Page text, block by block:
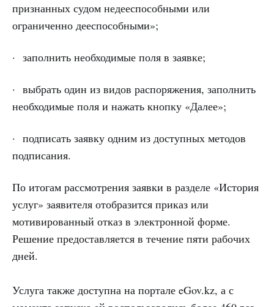
признанных судом недееспособными или
ограниченно дееспособными»;
· заполнить необходимые поля в заявке;
· выбрать один из видов распоряжения, заполнить
необходимые поля и нажать кнопку «Далее»;
· подписать заявку одним из доступных методов
подписания.
По итогам рассмотрения заявки в разделе «История
услуг» заявителя отобразится приказ или
мотивированный отказ в электронной форме.
Решение предоставляется в течение пяти рабочих
дней.
Услуга также доступна на портале eGov.kz, а с